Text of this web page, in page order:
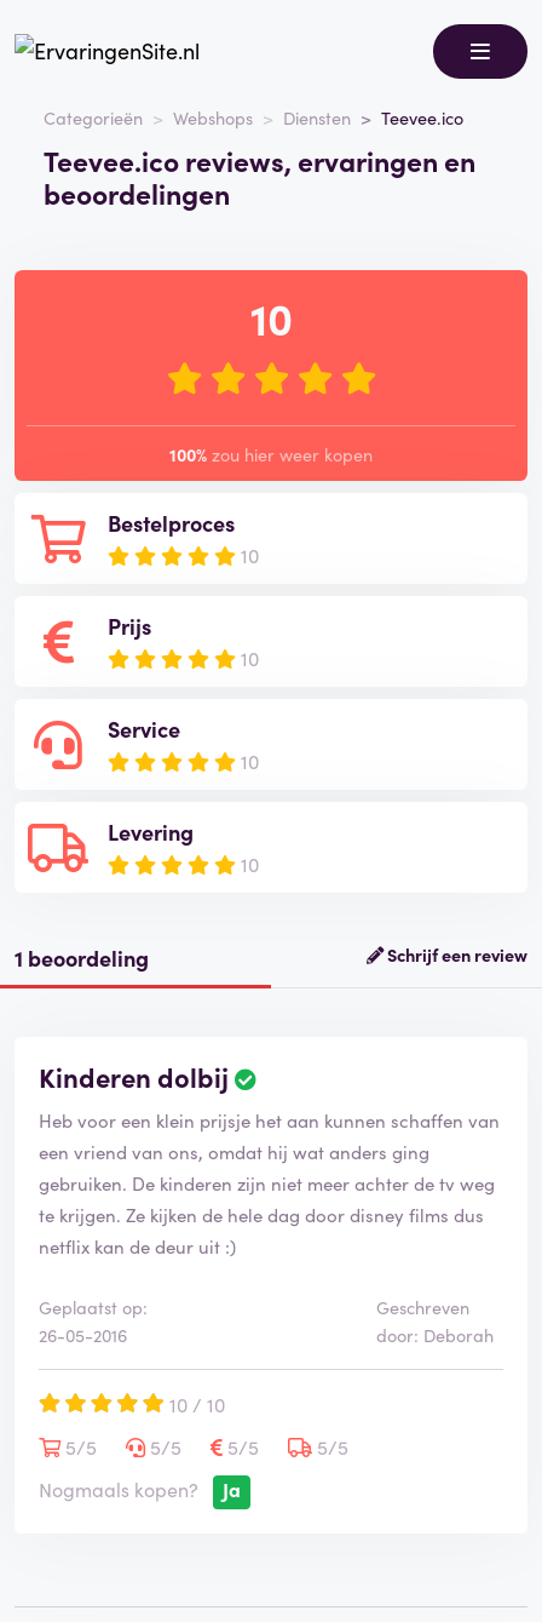
Categorieën Webshops Diensten Teevee.ico
Teevee.ico reviews, ervaringen en
beoordelingen
Bestelproces
10
Prijs
10
Service
10
Levering
10
10
100% zou hier weer kopen
1 beoordeling Schrijf een review
Kinderen dolbij
Heb voor een klein prijsje het aan kunnen schaffen van
een vriend van ons, omdat hij wat anders ging
gebruiken. De kinderen zijn niet meer achter de tv weg
te krijgen. Ze kijken de hele dag door disney films dus
netflix kan de deur uit :)
Geplaatst op:
26-05-2016
Geschreven
door: Deborah
10 / 10
5/5
5/5 5/5
5/5
Nogmaals kopen?
Ja